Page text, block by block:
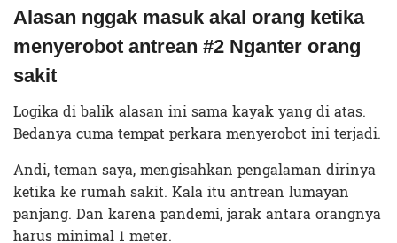
Alasan nggak masuk akal orang ketika
menyerobot antrean #2 Nganter orang
sakit
Logika di balik alasan ini sama kayak yang di atas.
Bedanya cuma tempat perkara menyerobot ini terjadi.
Andi, teman saya, mengisahkan pengalaman dirinya
ketika ke rumah sakit. Kala itu antrean lumayan
panjang. Dan karena pandemi, jarak antara orangnya
harus minimal 1 meter.